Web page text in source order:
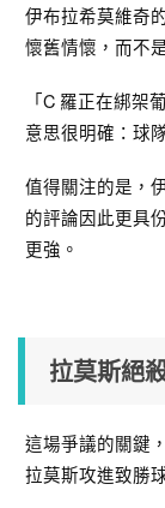
伊布拉希莫維奇
懷舊情懷，而不
「C 羅正在綁架
意思很明確：球
值得關注的是，
的評論因此更具
更強。
拉莫斯絕
這場爭議的關鍵
拉莫斯攻進致勝